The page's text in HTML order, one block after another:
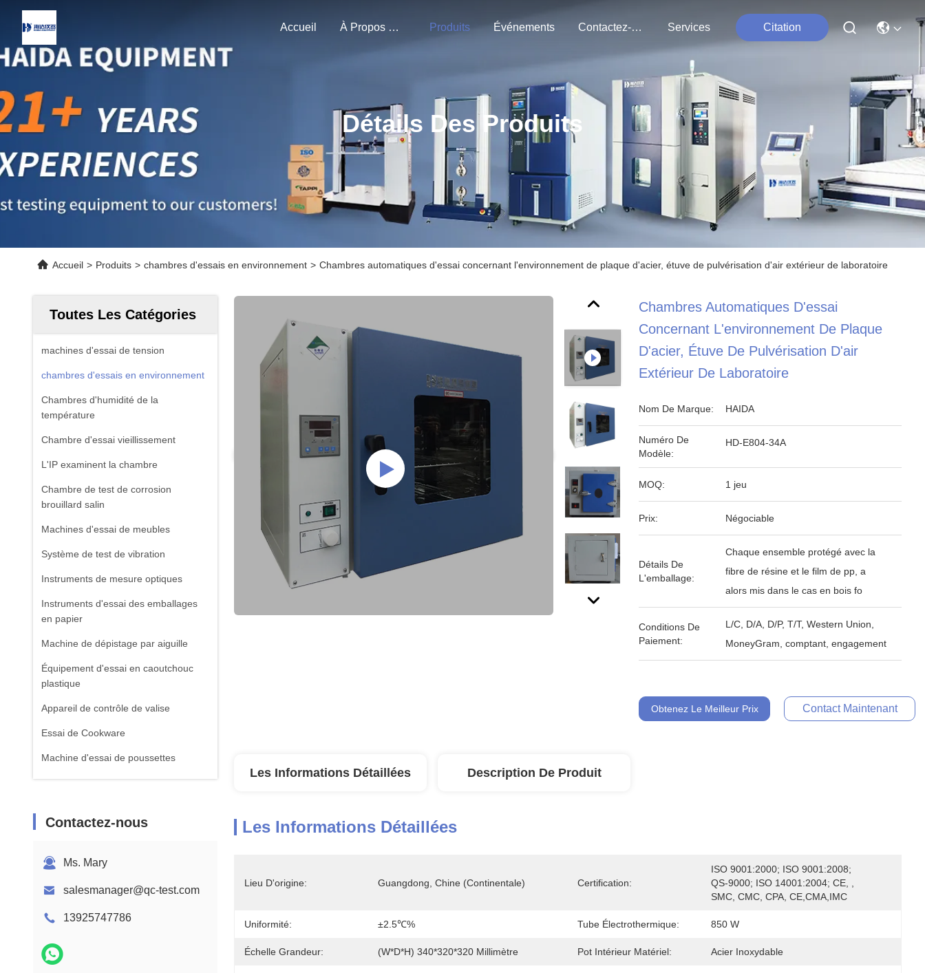
Accueil À Propos De Nous Produits Événements Contactez-Nous Services Citation
Détails Des Produits
Accueil > Produits > chambres d'essais en environnement > Chambres automatiques d'essai concernant l'environnement de plaque d'acier, étuve de pulvérisation d'air extérieur de laboratoire
Toutes Les Catégories
machines d'essai de tension
chambres d'essais en environnement
Chambres d'humidité de la
température
Chambre d'essai vieillissement
L'IP examinent la chambre
Chambre de test de corrosion
brouillard salin
Machines d'essai de meubles
Système de test de vibration
Instruments de mesure optiques
Instruments d'essai des emballages
en papier
Machine de dépistage par aiguille
Équipement d'essai en caoutchouc
plastique
Appareil de contrôle de valise
Essai de Cookware
Machine d'essai de poussettes
équipement d'essai de textile
Machine d'analyse chimique
Contactez-nous
Ms. Mary
salesmanager@qc-test.com
13925747786
Chambres Automatiques D'essai
Concernant L'environnement De Plaque
D'acier, Étuve De Pulvérisation D'air
Extérieur De Laboratoire
Nom De Marque: HAIDA
Numéro De
Modèle:
HD-E804-34A
MOQ: 1 jeu
Prix: Négociable
Détails De
L'emballage:
Chaque ensemble protégé avec la
fibre de résine et le film de pp, a
alors mis dans le cas en bois fo
Conditions De
Paiement:
L/C, D/A, D/P, T/T, Western Union,
MoneyGram, comptant, engagement
Obtenez Le Meilleur Prix Contact Maintenant
Les Informations Détaillées Description De Produit
Les Informations Détaillées
Lieu D'origine: Guangdong, Chine (continentale) Certification:
ISO 9001:2000; ISO 9001:2008;
QS-9000; ISO 14001:2004; CE, ,
SMC, CMC, CPA, CE,CMA,IMC
Uniformité: ±2.5℃% Tube Électrothermique: 850 W
Échelle Grandeur: (W*D*H) 340*320*320 Millimètre Pot Intérieur Matériel: Acier Inoxydable